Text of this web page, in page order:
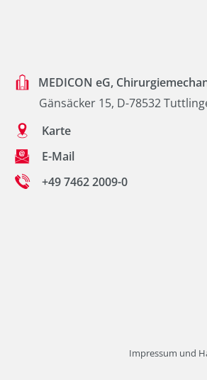
MEDICON eG,
Gänsäcker 15, D-78532
Karte
E-Mail
+49 7462 2009-0
Impressum und